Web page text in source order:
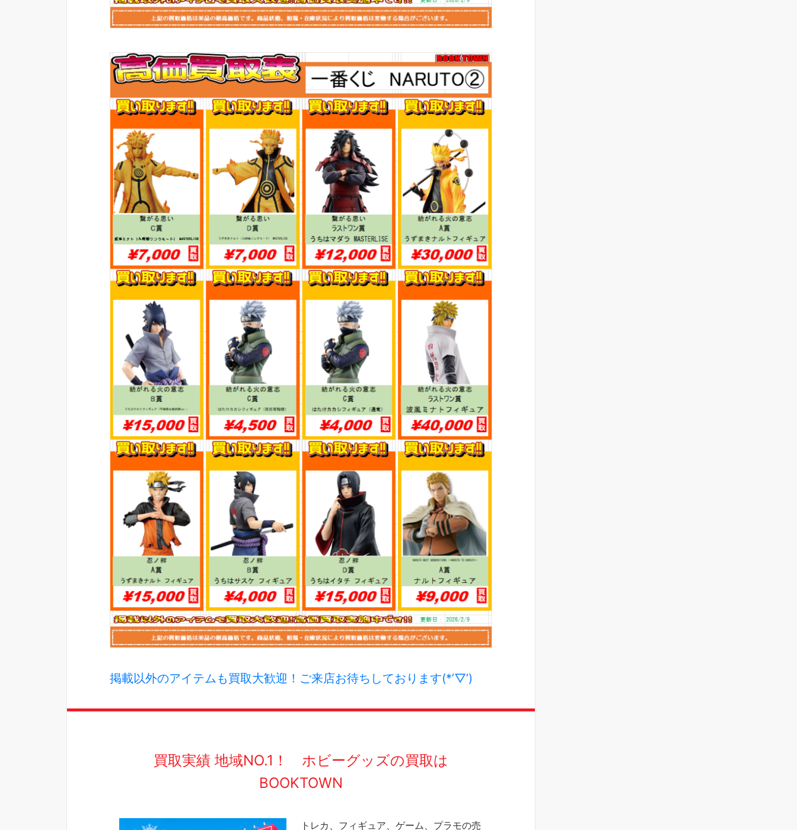
掲載以外のアイテムも買取大歓迎！ご来店お待ちしております(*’▽’)
買取実績 地域NO.1！ ホビーグッズの買取は
BOOKTOWN
トレカ、フィギュア、ゲーム、プラモの売